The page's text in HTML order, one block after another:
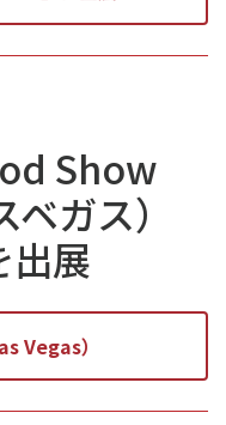
Show
ガス）
出展
Vegas）